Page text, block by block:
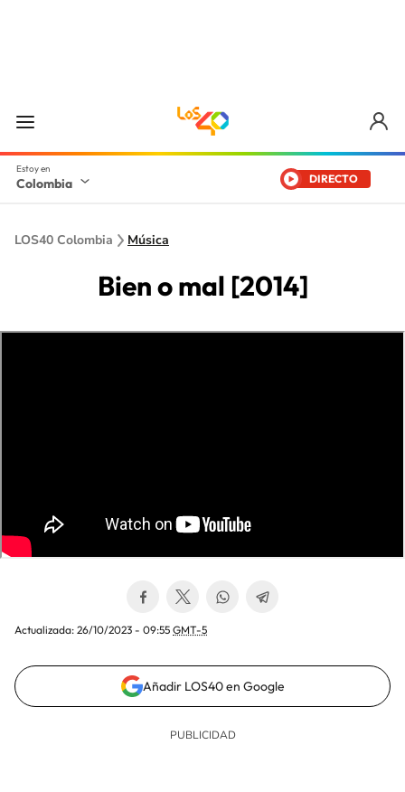
Colombia DIRECTO
LOS40 Colombia Música
Bien o mal [2014]
Actualizada: 26/10/2023 - 09:55 GMT-5
Añadir LOS40 en Google